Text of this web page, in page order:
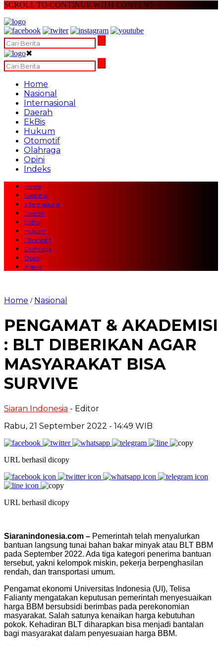
SCROLL TO CONTINUE WITH CONTENT
✖
Home
Nasional
Internasional
Daerah
EkBis
Hukum
Otomotif
Olahraga
Opini
Indeks
Home
Nasional
Internasional
Daerah
EkBis
Hukum
Otomotif
Olahraga
Opini
Indeks
Home / Nasional
PENGAMAT & AKADEMISI
: BLT DIBERIKAN AGAR
MASYARAKAT BISA
SURVIVE
Siaran Indonesia - Editor
Rabu, 21 September 2022 - 14:49 WIB
URL berhasil dicopy
URL berhasil dicopy
Siaranindonesia.com – Pemerintah telah menyalurkan
bantuan langsung tunai bahan bakar minyak atau BLT BBM
pada September 2022. Ada tiga kategori penerima bantuan
tersebut, yakni kelompok miskin, pekerja berpenghasilan
rendah, dan transportasi umum.
Pengamat ekonomi Universitas Indonesia (UI), Telisa
Falianty mengatakan keputusan pemerintah menyesuaikan
harga BBM bersubsidi berimbas pada perekonomian
masyarakat. Salah satunya kenaikan harga kebutuhan
pokok. Kehadiran BLT diharapkan bisa menjadi bantalan
bagi masyarakat dalam penyesuaian harga BBM.